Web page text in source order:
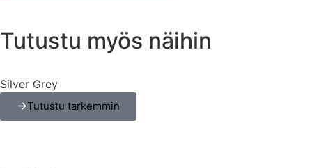
Tutustu myös näihin
Silver Grey
Tutustu tarkemmin